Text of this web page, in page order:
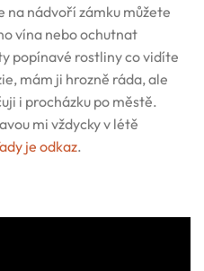
na nádvoří zámku můžete
vína nebo ochutnat
popínavé rostliny co vidíte
mám ji hrozně ráda, ale
i procházku po městě.
mi vždycky v létě
je odkaz.